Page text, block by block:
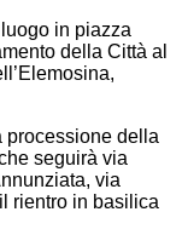
in piazza
della Città al
processione della
seguirà via
via
rientro in basilica